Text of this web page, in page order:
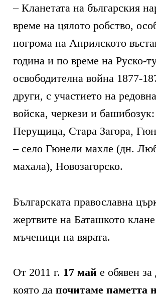
– Кланетата на българския
време на цялото робство,
погрома на Априлското
година и по време на Руско-
освободителна война 1877-
други, с участието на
войска, черкези и башибозук:
Перущица, Стара Загора,
– село Гюнели махле (дн.
махала), Новозагорско.
Българската православна
жертвите на Баташкото клане
мъченици на вярата.
От 2011 г. 17 май е обявен за
която дапочитаме паметта